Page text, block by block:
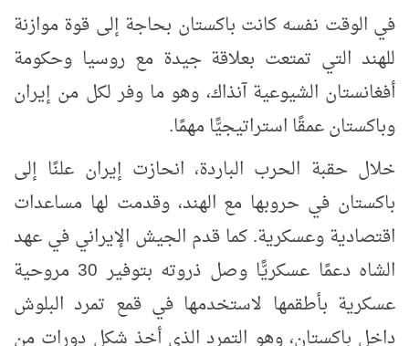
في الوقت نفسه كانت باكستان بحاجة إلى قوة موازنة
للهند التي تمتعت بعلاقة جيدة مع روسيا وحكومة
أفغانستان الشيوعية آنذاك، وهو ما وفر لكل من إيران
وباكستان عمقًا استراتيجيًّا مهمًا.
خلال حقبة الحرب الباردة، انحازت إيران علنًا إلى
باكستان في حروبها مع الهند، وقدمت لها مساعدات
اقتصادية وعسكرية. كما قدم الجيش الإيراني في عهد
الشاه دعمًا عسكريًّا وصل ذروته بتوفير 30 مروحية
عسكرية بأطقمها لاستخدمها في قمع تمرد البلوش
داخل باكستان، وهو التمرد الذي أخذ شكل دورات من